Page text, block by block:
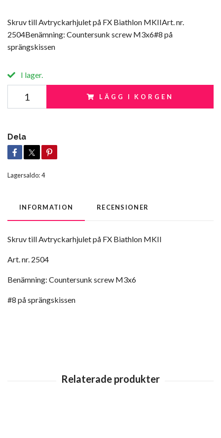
Skruv till Avtryckarhjulet på FX Biathlon MKIIArt. nr.
2504Benämning: Countersunk screw M3x6#8 på
sprängskissen
I lager.
LÄGG I KORGEN
Dela
Lagersaldo:4
INFORMATION RECENSIONER
Skruv till Avtryckarhjulet på FX Biathlon MKII
Art. nr. 2504
Benämning: Countersunk screw M3x6
#8 på sprängskissen